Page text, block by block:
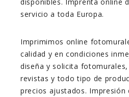
disponibles. Imprenta online
servicio a toda Europa.
Imprimimos online
calidad y en condiciones
diseña y solicita
revistas y todo tipo de
precios ajustados.